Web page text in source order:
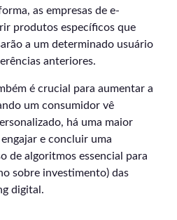
as empresas de e-
produtos específicos que
a um determinado usuário
anteriores.
é crucial para aumentar a
um consumidor vê
há uma maior
e concluir uma
de algoritmos essencial para
sobre investimento) das
digital.